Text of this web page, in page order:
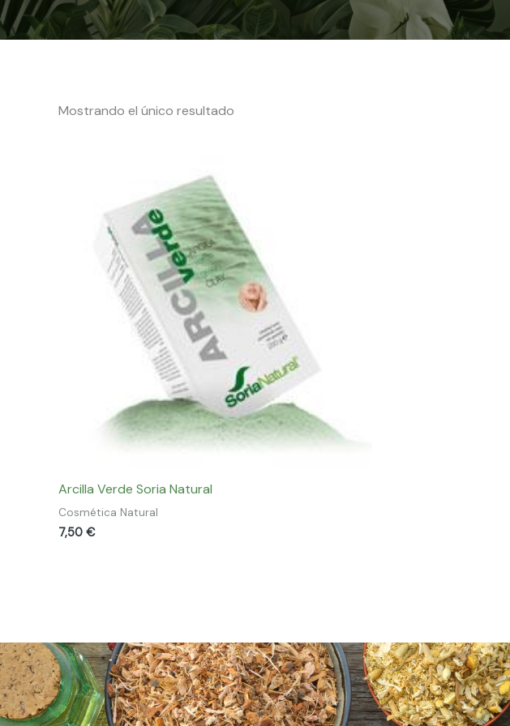
Mostrando el único resultado
Arcilla Verde Soria Natural
Cosmética Natural
7,50 €